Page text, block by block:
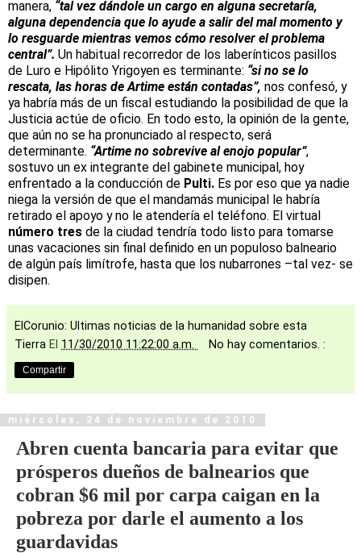
manera, “tal vez dándole un cargo en alguna secretaría,
alguna dependencia que lo ayude a salir del mal momento y
lo resguarde mientras vemos cómo resolver el problema
central”. Un habitual recorredor de los laberínticos pasillos
de Luro e Hipólito Yrigoyen es terminante: “si no se lo
rescata, las horas de Artime están contadas”, nos confesó, y
ya habría más de un fiscal estudiando la posibilidad de que la
Justicia actúe de oficio. En todo esto, la opinión de la gente,
que aún no se ha pronunciado al respecto, será
determinante. “Artime no sobrevive al enojo popular”,
sostuvo un ex integrante del gabinete municipal, hoy
enfrentado a la conducción de Pulti. Es por eso que ya nadie
niega la versión de que el mandamás municipal le habría
retirado el apoyo y no le atendería el teléfono. El virtual
número tres de la ciudad tendría todo listo para tomarse
unas vacaciones sin final definido en un populoso balneario
de algún país limítrofe, hasta que los nubarrones –tal vez- se
disipen.
ElCorunio: Ultimas noticias de la humanidad sobre esta
Tierra El 11/30/2010 11:22:00 a.m. No hay comentarios. :
Compartir
miércoles, 24 de noviembre de 2010
Abren cuenta bancaria para evitar que
prósperos dueños de balnearios que
cobran $6 mil por carpa caigan en la
pobreza por darle el aumento a los
guardavidas